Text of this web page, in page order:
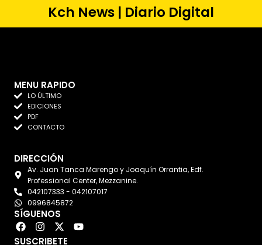
Kch News | Diario Digital
MENU RAPIDO
LO ÚLTIMO
EDICIONES
PDF
CONTACTO
DIRECCIÓN
Av. Juan Tanca Marengo y Joaquín Orrantia, Edf.
Professional Center, Mezzanine.
042107333 - 042107017
0996845872
SÍGUENOS
F
a
I
n
X
-
Y
o
SUSCRIBETE